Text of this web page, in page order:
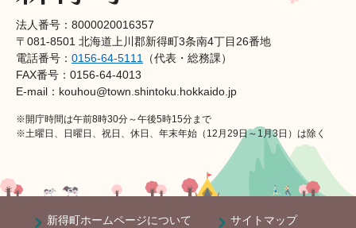
法人番号：8000020016357
〒081-8501 北海道上川郡新得町3条南4丁目26番地
電話番号： 0156-64-5111
（代表・総務課）
FAX番号：0156-64-4013
E-mail：kouhou@town.shintoku.hokkaido.jp
※開庁時間は午前8時30分～午後5時15分まで
※土曜日、日曜日、祝日、休日、年末年始（12月29日～1月3日）は除く
新得町ホームページについて サイトマップ